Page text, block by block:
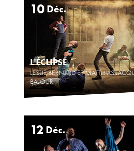
10 Déc.
L'ÉCLIPSE
LESLIE BERNARD ET MATTHIAS
BAJOUR
12 Déc.